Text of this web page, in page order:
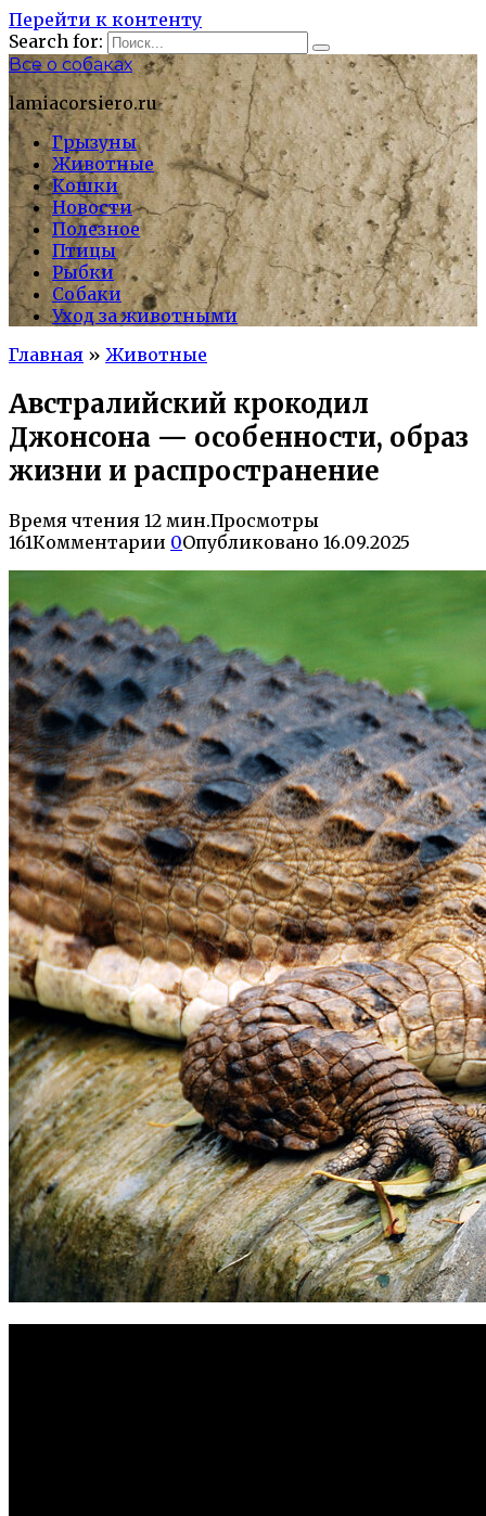
Перейти к контенту
Search for:
Все о собаках
lamiacorsiero.ru
Грызуны
Животные
Кошки
Новости
Полезное
Птицы
Рыбки
Собаки
Уход за животными
Главная » Животные
Австралийский крокодил
Джонсона — особенности, образ
жизни и распространение
Время чтения 12 мин.Просмотры
161Комментарии 0Опубликовано 16.09.2025